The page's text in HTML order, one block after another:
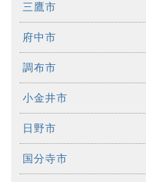
三鷹市
府中市
調布市
小金井市
日野市
国分寺市